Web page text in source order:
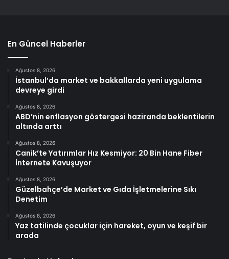
En Güncel Haberler
Ağustos 8, 2026
İstanbul’da market ve bakkallarda yeni uygulama
devreye girdi
Ağustos 8, 2026
ABD’nin enflasyon göstergesi haziranda beklentilerin
altında arttı
Ağustos 8, 2026
Canik’te Yatırımlar Hız Kesmiyor: 20 Bin Hane Fiber
İnternete Kavuşuyor
Ağustos 8, 2026
Güzelbahçe’de Market ve Gıda İşletmelerine Sıkı
Denetim
Ağustos 8, 2026
Yaz tatilinde çocuklar için hareket, oyun ve keşif bir
arada